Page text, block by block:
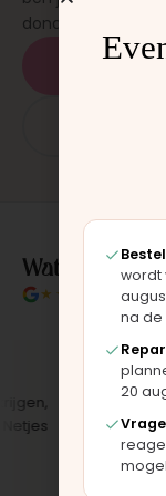
donderdag en
Plan een
App: 06 -
Wat klanten
★★★★★ 4.9/5
★★★★★
set, zag
uit.
wordt
na de
20